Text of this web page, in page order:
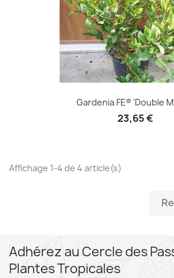
Gardenia FE® 'Double
23,65 €
Affichage 1-4 de 4 article(s)
Adhérez au Cercle des
Plantes Tropicales